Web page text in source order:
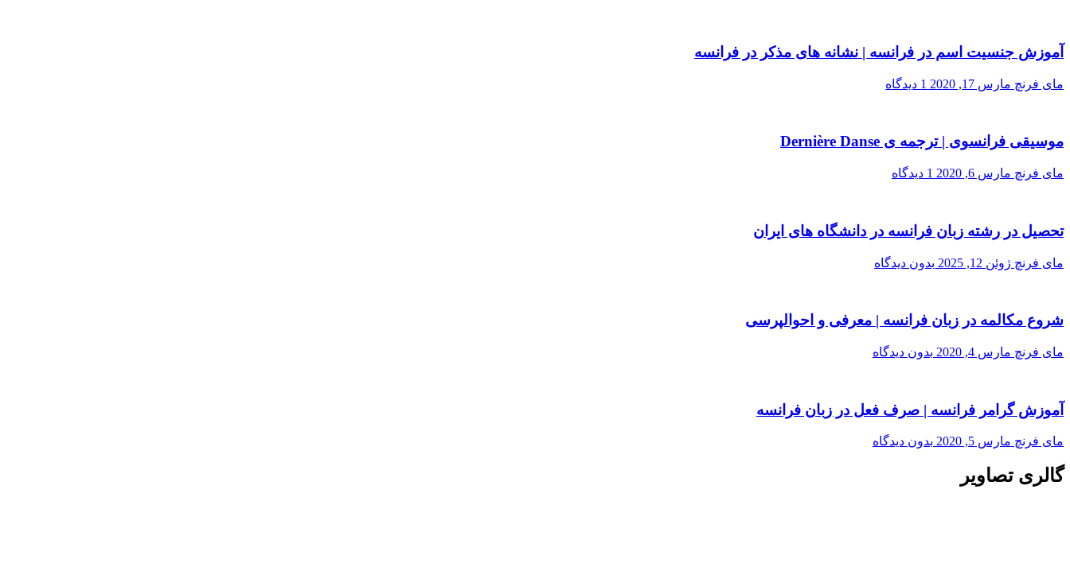
آموزش جنسیت اسم در فرانسه | نشانه های مذکر در فرانسه
مای فرنچ مارس 17, 2020 1 دیدگاه
موسیقی فرانسوی | ترجمه ی Dernière Danse
مای فرنچ مارس 6, 2020 1 دیدگاه
تحصیل در رشته زبان فرانسه در دانشگاه های ایران
مای فرنچ ژوئن 12, 2025 بدون دیدگاه
شروع مکالمه در زبان فرانسه | معرفی و احوالپرسی
مای فرنچ مارس 4, 2020 بدون دیدگاه
آموزش گرامر فرانسه | صرف فعل در زبان فرانسه
مای فرنچ مارس 5, 2020 بدون دیدگاه
گالری تصاویر